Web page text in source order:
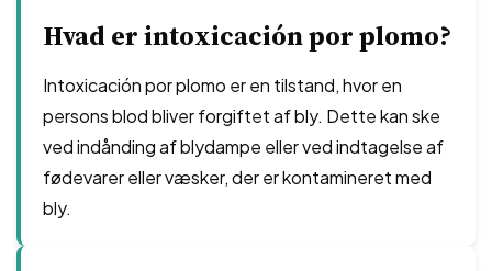
Hvad er intoxicación por plomo?
Intoxicación por plomo er en tilstand, hvor en
persons blod bliver forgiftet af bly. Dette kan ske
ved indånding af blydampe eller ved indtagelse af
fødevarer eller væsker, der er kontamineret med
bly.